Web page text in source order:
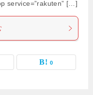
service=”rakuten” […]
0